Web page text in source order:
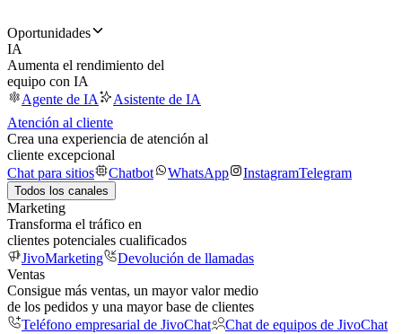
Oportunidades
IA
Aumenta el rendimiento del
equipo con IA
Agente de IA
Asistente de IA
Atención al cliente
Crea una experiencia de atención al
cliente excepcional
Chat para sitios
Chatbot WhatsApp InstagramTelegram
Todos los canales
Marketing
Transforma el tráfico en
clientes potenciales cualificados
JivoMarketing
Devolución de llamadas
Ventas
Consigue más ventas, un mayor valor medio
de los pedidos y una mayor base de clientes
Teléfono empresarial de JivoChat
Chat de equipos de JivoChat